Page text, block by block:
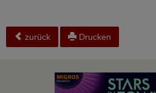
zurück Drucken